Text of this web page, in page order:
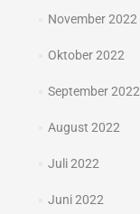
November 2022
Oktober 2022
September 2022
August 2022
Juli 2022
Juni 2022